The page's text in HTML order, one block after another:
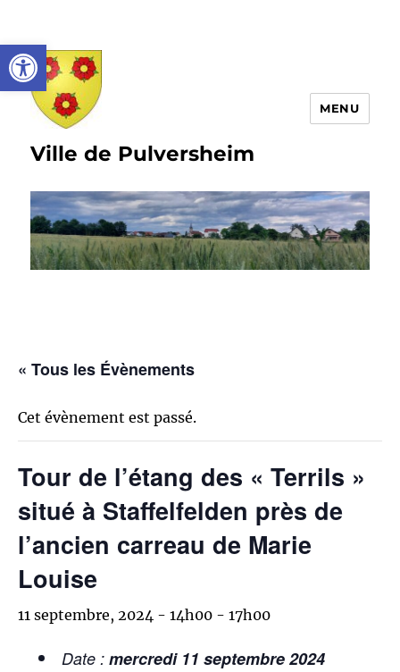
Ouvrir la barre d’outils
Ville de Pulversheim
MENU
« Tous les Évènements
Cet évènement est passé.
Tour de l’étang des « Terrils »
situé à Staffelfelden près de
l’ancien carreau de Marie
Louise
11 septembre, 2024 - 14h00 - 17h00
Date : mercredi 11 septembre 2024